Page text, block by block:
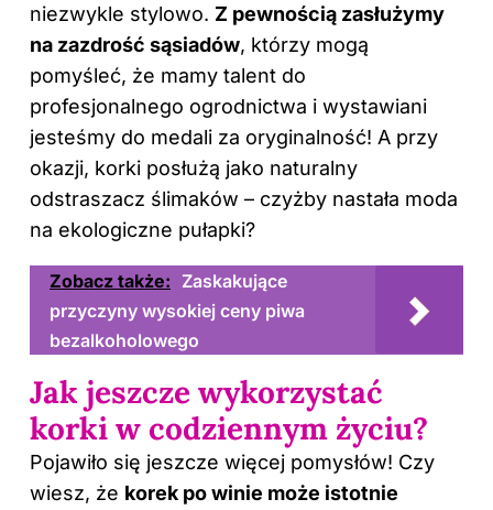
niezwykle stylowo. Z pewnością zasłużymy
na zazdrość sąsiadów, którzy mogą
pomyśleć, że mamy talent do
profesjonalnego ogrodnictwa i wystawiani
jesteśmy do medali za oryginalność! A przy
okazji, korki posłużą jako naturalny
odstraszacz ślimaków – czyżby nastała moda
na ekologiczne pułapki?
Zobacz także: Zaskakujące
przyczyny wysokiej ceny piwa
bezalkoholowego
Jak jeszcze wykorzystać
korki w codziennym życiu?
Pojawiło się jeszcze więcej pomysłów! Czy
wiesz, że korek po winie może istotnie